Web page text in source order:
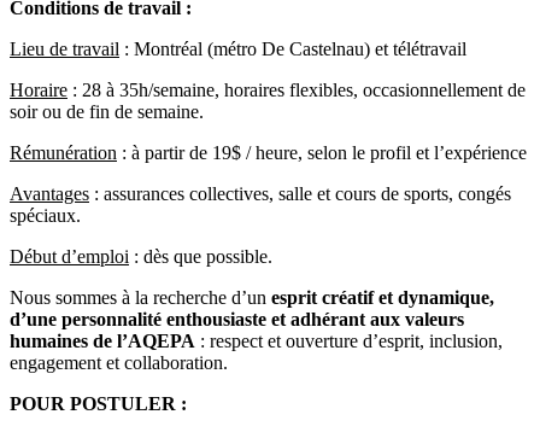
Conditions de travail :
Lieu de travail : Montréal (métro De Castelnau) et télétravail
Horaire : 28 à 35h/semaine, horaires flexibles, occasionnellement de
soir ou de fin de semaine.
Rémunération : à partir de 19$ / heure, selon le profil et l’expérience
Avantages : assurances collectives, salle et cours de sports, congés
spéciaux.
Début d’emploi : dès que possible.
Nous sommes à la recherche d’un esprit créatif et dynamique,
d’une personnalité enthousiaste et adhérant aux valeurs
humaines de l’AQEPA : respect et ouverture d’esprit, inclusion,
engagement et collaboration.
POUR POSTULER :